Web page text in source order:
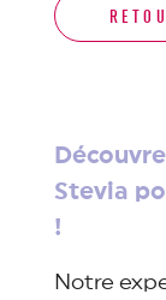
Stevia
!
Notre